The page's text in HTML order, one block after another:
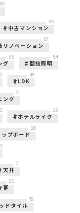
90
中古マンション
80
リノベーション
67
グ
55
間接照明
54
LDK
49
ング
31
ホテルライク
29
ップボード
26
天井
21
更
20
ドタイル
19